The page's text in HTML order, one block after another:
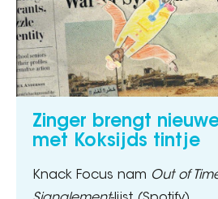
Zinger brengt
met Koksijds tintje
Knack Focus nam Out of